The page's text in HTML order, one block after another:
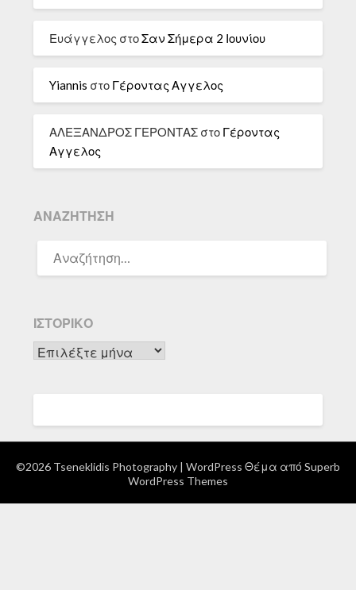
Ευάγγελος στοΣαν Σήμερα 2 Ιουνίου
Yiannis στο Γέροντας Αγγελος
ΑΛΕΞΑΝΔΡΟΣ ΓΕΡΟΝΤΑΣ στο Γέροντας
Αγγελος
ΑΝΑΖΉΤΗΣΗ
ΓΙΑ:
ΙΣΤΟΡΙΚΌ
Ιστορικό
©2026 Tseneklidis Photography | WordPress Θέμα από Superb
WordPress Themes